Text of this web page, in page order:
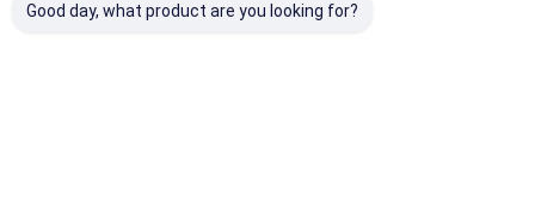
Good day, what product are you looking for?